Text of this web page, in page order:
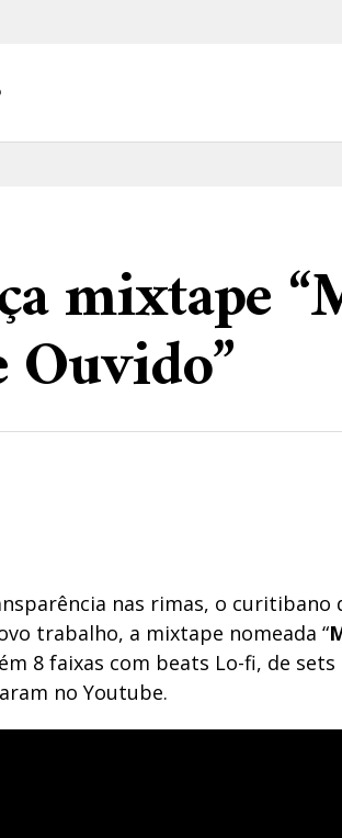
mixtape
Ouvido”
nas rimas, o curitibano
trabalho, a mixtape nomeada “
8 faixas com beats Lo-fi, de
no Youtube.